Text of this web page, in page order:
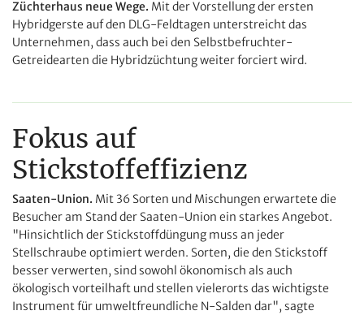
Züchterhaus neue Wege. Mit der Vorstellung der ersten
Hybridgerste auf den DLG-Feldtagen unterstreicht das
Unternehmen, dass auch bei den Selbstbefruchter-
Getreidearten die Hybridzüchtung weiter forciert wird.
Fokus auf
Stickstoffeffizienz
Saaten-Union. Mit 36 Sorten und Mischungen erwartete die
Besucher am Stand der Saaten-Union ein starkes Angebot.
"Hinsichtlich der Stickstoffdüngung muss an jeder
Stellschraube optimiert werden. Sorten, die den Stickstoff
besser verwerten, sind sowohl ökonomisch als auch
ökologisch vorteilhaft und stellen vielerorts das wichtigste
Instrument für umweltfreundliche N-Salden dar", sagte